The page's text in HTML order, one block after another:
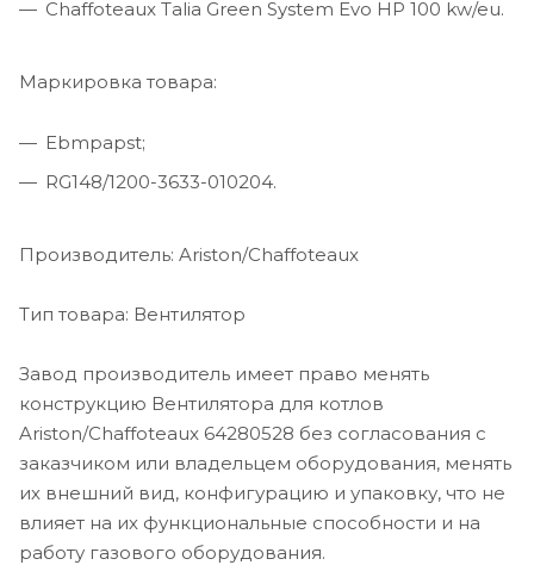
Chaffoteaux Talia Green System Evo HP 100 kw/eu.
Маркировка товара:
Ebmpapst;
RG148/1200-3633-010204.
Производитель: Ariston/Chaffoteaux
Тип товара: Вентилятор
Завод производитель имеет право менять
конструкцию Вентилятора для котлов
Ariston/Chaffoteaux 64280528 без согласования с
заказчиком или владельцем оборудования, менять
их внешний вид, конфигурацию и упаковку, что не
влияет на их функциональные способности и на
работу газового оборудования.